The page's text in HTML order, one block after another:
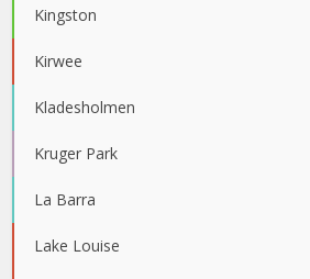
Kingston
Kirwee
Kladesholmen
Kruger Park
La Barra
Lake Louise